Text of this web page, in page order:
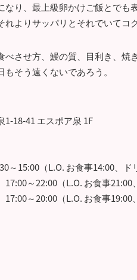
なり、最上級卵かけご飯とでも
よりサッパリとそれでいてコ
べさせ方、鰻の質、目利き、焼
そう遠くないであろう。
18-41 エスポア泉 1F
～15:00（L.O. お食事14:00、
～22:00（L.O. お食事21:00
～20:00（L.O. お食事19:00